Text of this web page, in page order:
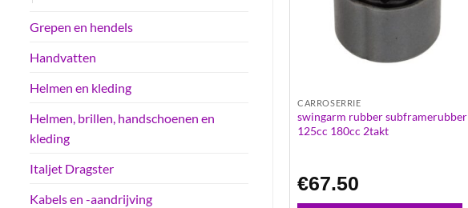
Grepen en hendels
Handvatten
Helmen en kleding
Helmen, brillen, handschoenen en
kleding
Italjet Dragster
Kabels en -aandrijving
CARROSERRIE
swingarm rubber subframerubber
125cc 180cc 2takt
€67.50
ntn
vliegwieltrekker m26x1 en m28x1